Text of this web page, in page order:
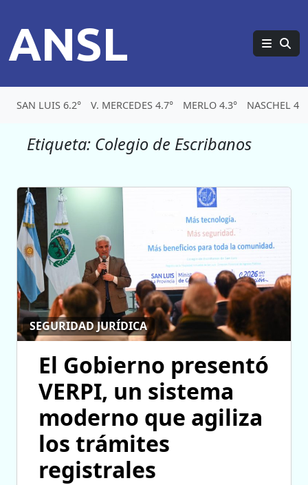
ANSL
SAN LUIS 6.2° V. MERCEDES 4.7° MERLO 4.3° NASCHEL
Etiqueta: Colegio de Escribanos
SEGURIDAD JURÍDICA
El Gobierno presentó
VERPI, un sistema
moderno que agiliza
los trámites
registrales